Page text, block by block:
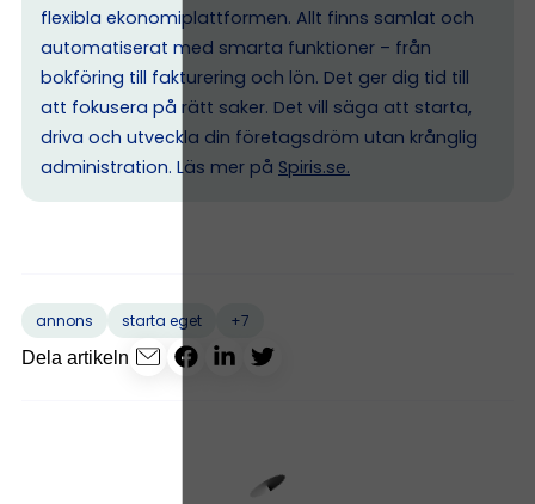
flexibla ekonomiplattformen. Allt finns samlat och
automatiserat med smarta funktioner – från
bokföring till fakturering och lön. Det ger dig tid till
att fokusera på rätt saker. Det vill säga att starta,
driva och utveckla din företagsdröm utan krånglig
administration. Läs mer på Spiris.se.
annons starta eget
+7
Dela artikeln